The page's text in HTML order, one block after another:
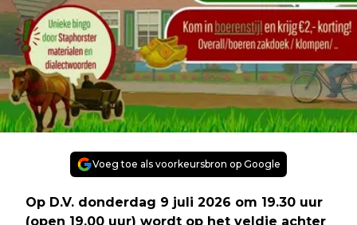
Voeg toe als voorkeursbron op Google
Op D.V. donderdag 9 juli 2026 om 19.30 uur
(open 19.00 uur) wordt op het veldje achter